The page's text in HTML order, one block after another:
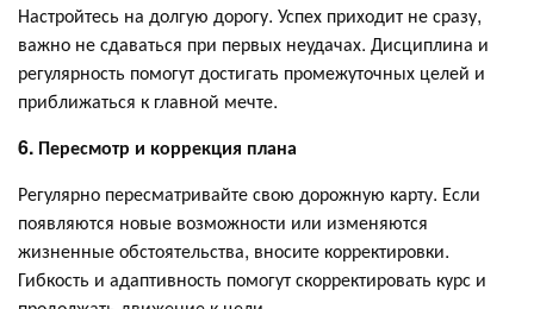
Настройтесь на долгую дорогу. Успех приходит не сразу,
важно не сдаваться при первых неудачах. Дисциплина и
регулярность помогут достигать промежуточных целей и
приближаться к главной мечте.
6. Пересмотр и коррекция плана
Регулярно пересматривайте свою дорожную карту. Если
появляются новые возможности или изменяются
жизненные обстоятельства, вносите корректировки.
Гибкость и адаптивность помогут скорректировать курс и